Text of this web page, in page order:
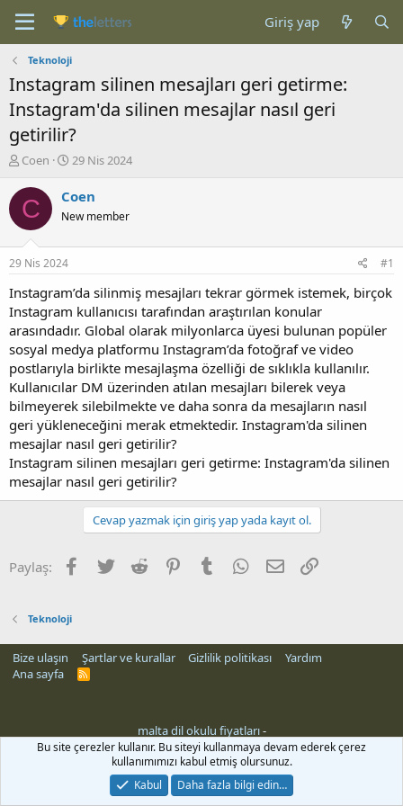
Giriş yap
Teknoloji
Instagram silinen mesajları geri getirme:
Instagram'da silinen mesajlar nasıl geri
getirilir?
K
n
b
u
u
b
a
l
a
t
a
n
Coen
B
ş
a
ç
a
r
i
h
i
29 Nis 2024
C Coen
New member
29 Nis 2024 #1
Instagram’da silinmiş mesajları tekrar görmek istemek, birçok
Instagram kullanıcısı tarafından araştırılan konular
arasındadır. Global olarak milyonlarca üyesi bulunan popüler
sosyal medya platformu Instagram’da fotoğraf ve video
postlarıyla birlikte mesajlaşma özelliği de sıklıkla kullanılır.
Kullanıcılar DM üzerinden atılan mesajları bilerek veya
bilmeyerek silebilmekte ve daha sonra da mesajların nasıl
geri yükleneceğini merak etmektedir. Instagram'da silinen
mesajlar nasıl geri getirilir?
Instagram silinen mesajları geri getirme: Instagram'da silinen
mesajlar nasıl geri getirilir?
Cevap yazmak için giriş yap yada kayıt ol.
Paylaş: Facebook
Twitter Reddit PinterestTumblr WhatsApp
E-posta
Teknoloji
Bize ulaşın Şartlar ve kurallar Gizlilik politikası
Yardım
Ana sayfa
R
malta dil okulu fiyatları-
Bu site çerezler kullanır. Bu siteyi kullanmaya devam ederek çerez
kullanımımızı kabul etmiş olursunuz.
Kabul
Daha fazla bilgi edin…